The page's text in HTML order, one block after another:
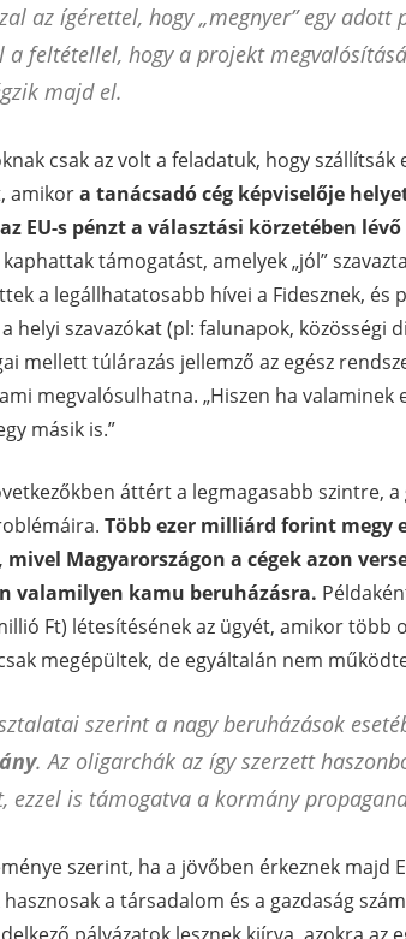
az ígérettel, hogy „megnyer” egy
a feltétellel, hogy a projekt
majd el.
csak az volt a feladatuk, hogy szállítsák
amikora tanácsadó cég képviselője
EU-s pénzt a választási körzetében
támogatást, amelyek „jól”
a legállhatatosabb hívei a Fidesznek, és
helyi szavazókat (pl: falunapok, közösségi
mellett túlárazás jellemző az egész
megvalósulhatna. „Hiszen ha
másik is.”
áttért a legmagasabb szintre, a
Több ezer milliárd forint megy
mivel Magyarországon a cégek azon
valamilyen kamu beruházásra.
Ft) létesítésének az ügyét, amikor több
megépültek, de egyáltalán nem
szerint a nagy beruházások
. Az oligarchák az így szerzett
ezzel is támogatva a kormány
szerint, ha a jövőben érkeznek majd
a társadalom és a gazdaság